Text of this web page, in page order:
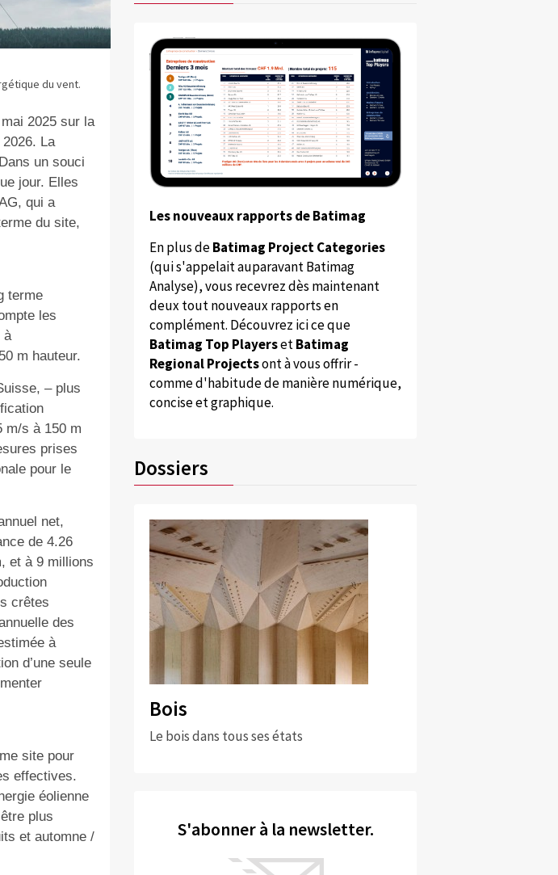
du vent.
2025 sur la
La
un souci
jour. Elles
qui a
du site,
terme
les
à
m hauteur.
– plus
m/s à 150 m
prises
pour le
net,
de 4.26
et à 9 millions
crêtes
des
à
d’une seule
site pour
effectives.
éolienne
plus
et automne /
Les nouveaux rapports de Batimag
En plus deBatimag Project Categories
(qui s'appelait auparavant Batimag
Analyse), vous recevrez dès maintenant
deux tout nouveaux rapports en
complément. Découvrez ici ce que
Batimag Top PlayersetBatimag
Regional Projectsont à vous offrir -
comme d'habitude de manière numérique,
concise et graphique.
Dossiers
Bois
Le bois dans tous ses états
S'abonner à la newsletter.